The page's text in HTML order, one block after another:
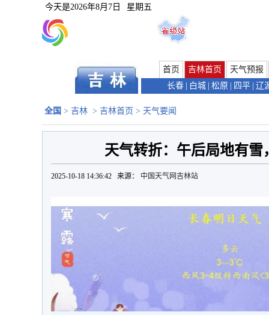
今天是2026年8月7日 星期五
首页 吉林首页
天气预报
长春
白城 松原 四平 辽
全国 > 吉林 > 吉林首页 > 天气要闻
天气转折：午后局地有雪
2025-10-18 14:36:42 来源： 中国天气网吉林站